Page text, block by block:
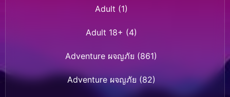
Adult (1)
Adult 18+ (4)
Adventure ผจญภัย (861)
Adventure ผจญภัย (82)